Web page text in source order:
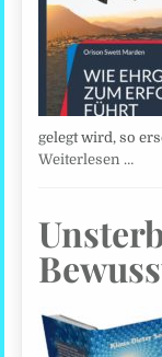
gelegt wird, so
Weiterlesen …